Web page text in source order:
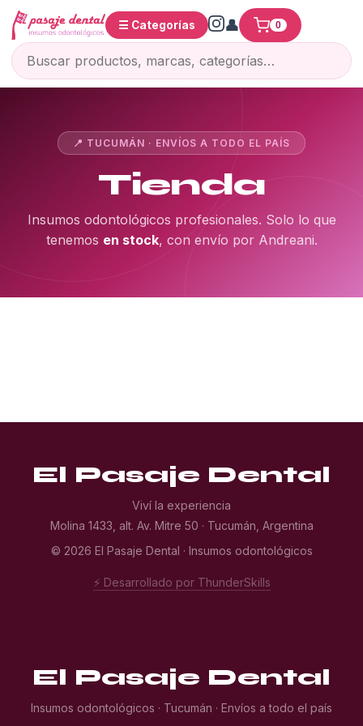
☰ Categorías 0
📍 TUCUMÁN · ENVÍOS A TODO EL PAÍS
Tienda
Insumos odontológicos profesionales. Solo lo que
tenemos en stock, con envío por Andreani.
El Pasaje Dental
Viví la experiencia
Molina 1433, alt. Av. Mitre 50 · Tucumán, Argentina
© 2026 El Pasaje Dental · Insumos odontológicos
⚡ Desarrollado por ThunderSkills
El Pasaje Dental
Insumos odontológicos · Tucumán · Envíos a todo el país